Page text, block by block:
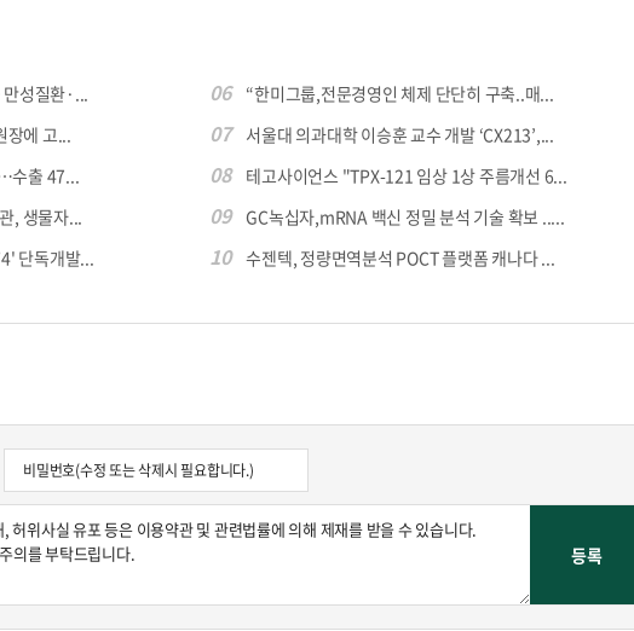
성질환·...
장에 고...
수출 47...
, 생물자...
단독개발...
06 “한미그룹,전문경영인 체제 단단히 구축..매...
07 서울대 의과대학 이승훈 교수 개발 ‘CX213’,...
08 테고사이언스 "TPX-121 임상 1상 주름개선 6...
09 GC녹십자,mRNA 백신 정밀 분석 기술 확보 .....
10 수젠텍, 정량면역분석 POCT 플랫폼 캐나다 ...